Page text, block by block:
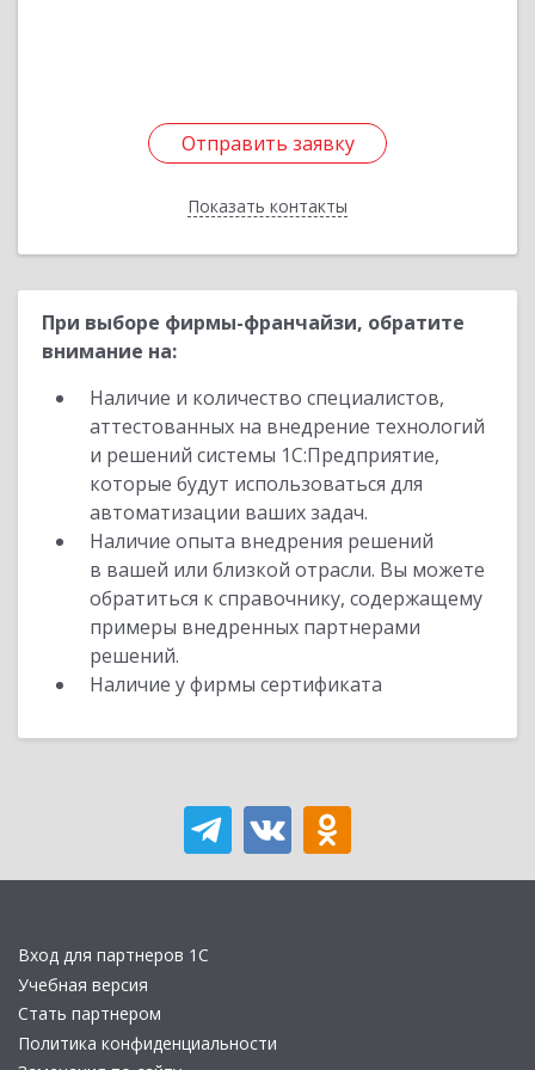
Отправить заявку
Показать контакты
Отправить заявку
Назад
При выборе фирмы-франчайзи, обратите
внимание на:
Наличие и количество специалистов,
аттестованных на внедрение технологий
и решений системы 1С:Предприятие,
которые будут использоваться для
автоматизации ваших задач.
Наличие опыта внедрения решений
в вашей или близкой отрасли. Вы можете
обратиться к справочнику, содержащему
примеры внедренных партнерами
решений.
Наличие у фирмы сертификата
Вход для партнеров 1С
Учебная версия
Стать партнером
Политика конфиденциальности